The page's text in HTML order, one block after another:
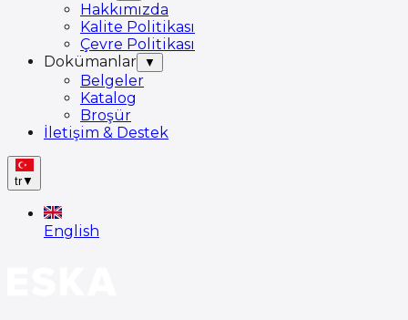
Hakkımızda
Kalite Politikası
Çevre Politikası
Dokümanlar
▼
Belgeler
Katalog
Broşür
İletişim & Destek
tr▼
English